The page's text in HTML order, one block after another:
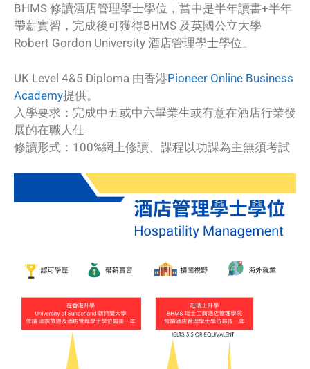
BHMS 修讀酒店管理學士學位，當中是半年讀書+半年
帶薪實習，完成後可獲得BHMS 及英國公立大學
Robert Gordon University 酒店管理學士學位。
UK Level 4&5 Diploma 由香港Pioneer Online Business
Academy提供。
入學要求：完成中五或中六畢業生或有意在酒店行業發
展的在職人仕
修讀形式：100%網上修讀、課程以功課為主無須考試